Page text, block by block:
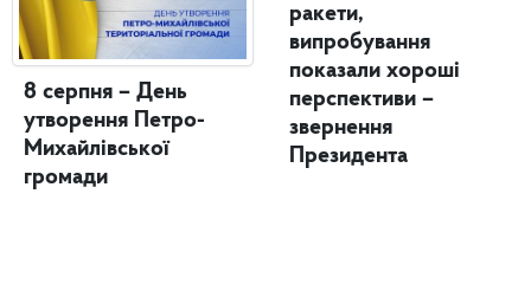
8 серпня – День
утворення Петро-
Михайлівської
громади
ракети,
випробування
показали хороші
перспективи –
звернення
Президента